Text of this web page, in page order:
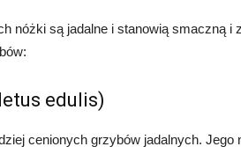
nóżki są jadalne i stanowią smaczną i
edulis)
cenionych grzybów jadalnych. Jego